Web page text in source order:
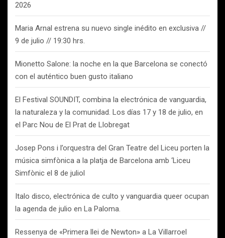
2026
Maria Arnal estrena su nuevo single inédito en exclusiva //
9 de julio // 19:30 hrs.
Mionetto Salone: la noche en la que Barcelona se conectó
con el auténtico buen gusto italiano
El Festival SOUNDIT, combina la electrónica de vanguardia,
la naturaleza y la comunidad. Los días 17 y 18 de julio, en
el Parc Nou de El Prat de Llobregat
Josep Pons i l’orquestra del Gran Teatre del Liceu porten la
música simfònica a la platja de Barcelona amb ‘Liceu
Simfònic el 8 de juliol
Italo disco, electrónica de culto y vanguardia queer ocupan
la agenda de julio en La Paloma.
Ressenya de «Primera llei de Newton» a La Villarroel